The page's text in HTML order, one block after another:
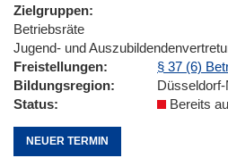
Zielgruppen
Betriebsräte
Jugend- und
Freistellungen
§ 37 (6)
Bildungsregion
Status
Bereits
NEUER TERMIN